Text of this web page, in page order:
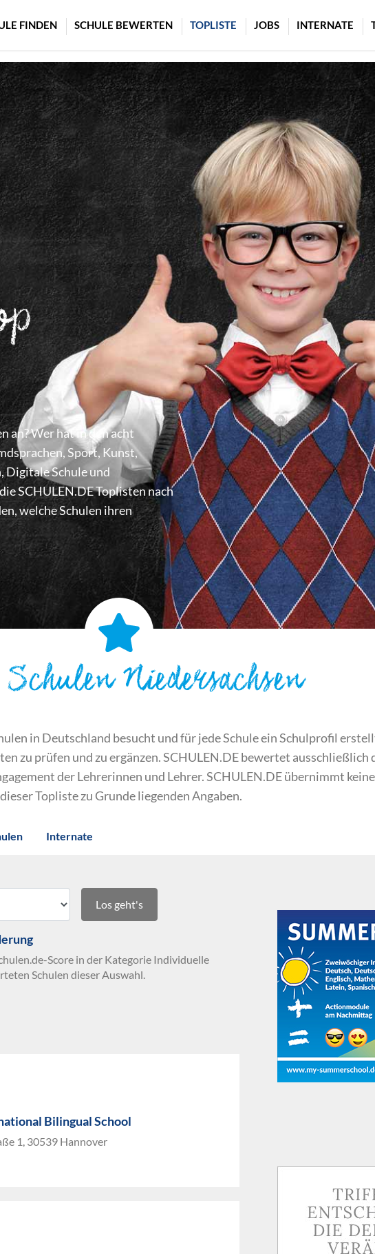
FINDEN SCHULE BEWERTEN TOPLISTE JOBS INTERNATE
an? Wer hat in den acht
Sport, Kunst,
Digitale Schule und
SCHULEN.DE Toplisten nach
welche Schulen ihren
Niedersachsen
in Deutschland besucht und für jede Schule ein Schulprofil
zu prüfen und zu ergänzen. SCHULEN.DE bewertet ausschließlich
der Lehrerinnen und Lehrer. SCHULEN.DE übernimmt
Topliste zu Grunde liegenden Angaben.
Internate
Los geht's
Score in der Kategorie Individuelle
Schulen dieser Auswahl.
Bilingual School
1, 30539 Hannover